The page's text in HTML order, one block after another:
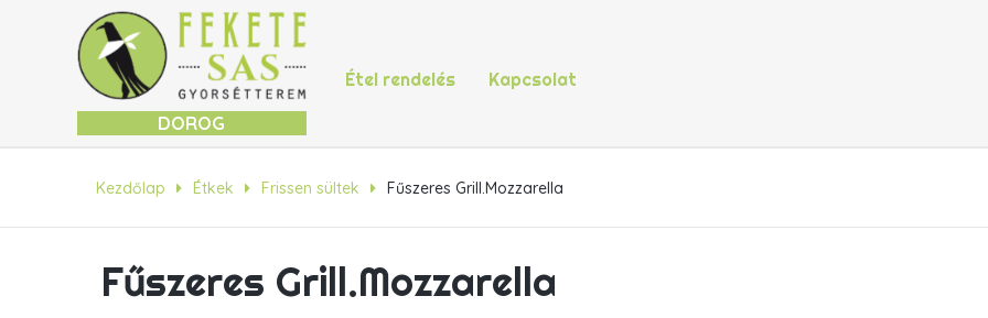
DOROG
Étel rendelés Kapcsolat
Kezdőlap Étkek Frissen sültek Fűszeres Grill.Mozzarella
Fűszeres Grill.Mozzarella